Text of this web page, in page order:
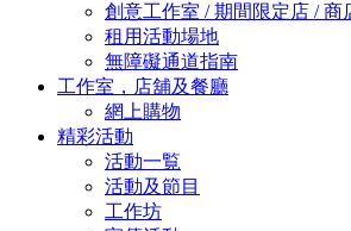
創意工作室 / 期間限定店 / 商
租用活動場地
無障礙通道指南
工作室，店舖及餐廳
網上購物
精彩活動
活動一覧
活動及節目
工作坊